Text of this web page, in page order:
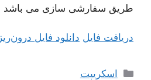
طریق سفارشی سازی می باشد
دریافت فایل دانلود فایل درون‌ریز
دسته‌ها
اسکریپت